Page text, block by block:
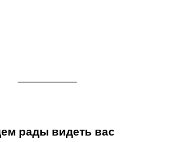
рады видеть вас